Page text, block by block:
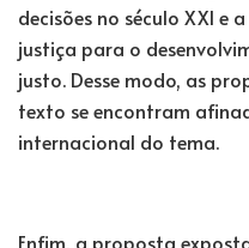
decisões no século XXI e
justiça para o
justo. Desse modo, as
texto se encontram
internacional do tema.
Enfim, a proposta